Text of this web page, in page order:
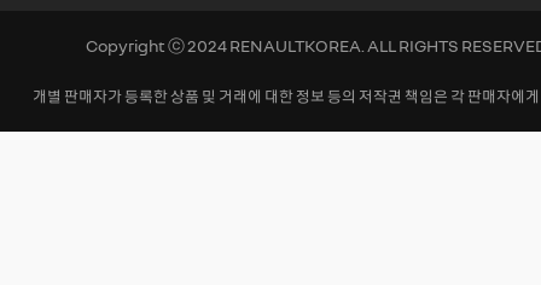
Copyright ⓒ 2024 RENAULTKOREA. ALL RIGHTS
개별 판매자가 등록한 상품 및 거래에 대한 정보 등의 저작권 책임은 각 판매자에